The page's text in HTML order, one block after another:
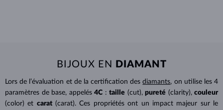
BIJOUX EN DIAMANT
Lors de l’évaluation et de la certification desdiamants, on utilise les 4
paramètres de base, appelés 4C : taille (cut), pureté (clarity), couleur
(color) et carat (carat). Ces propriétés ont un impact majeur sur le